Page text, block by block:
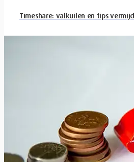
Timeshare: valkuilen en tips